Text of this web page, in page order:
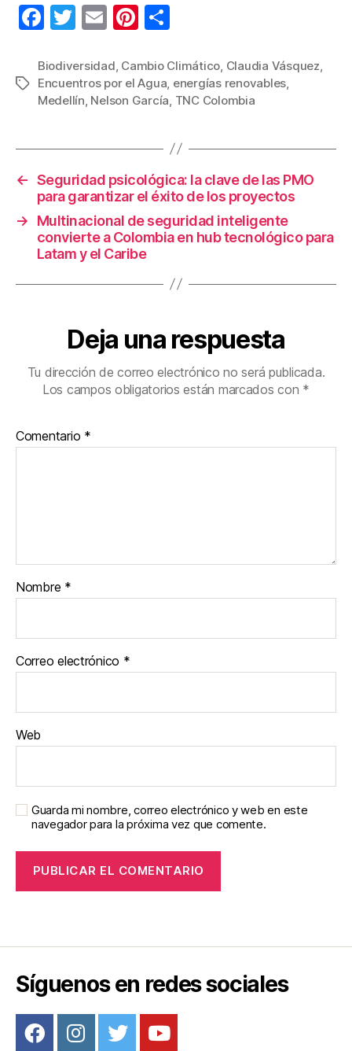
F
c
e
o
o
k
T
tt
er
E
ail
Pi
er
e
m
p
tir
Etiquetas
Biodiversidad Cambio Climático Claudia Vásquez
Encuentros por el Agua energías renovables
Medellín Nelson García TNC Colombia
← Seguridad psicológica: la clave de las PMO
para garantizar el éxito de los proyectos
→
Multinacional de seguridad inteligente
convierte a Colombia en hub tecnológico para
Latam y el Caribe
Deja una respuesta
Tu dirección de correo electrónico no será publicada.
Los campos obligatorios están marcados con *
Comentario *
Nombre *
Correo electrónico *
Web
Guarda mi nombre, correo electrónico y web en este
navegador para la próxima vez que comente.
Síguenos en redes sociales